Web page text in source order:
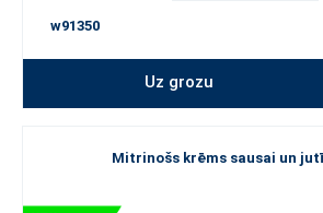
w91350
Uz grozu
Mitrinošs krēms sausai un